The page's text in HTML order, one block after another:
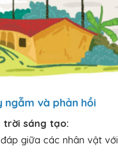
ngẫm và phản hồi
trời sáng tạo:
giữa các nhân vật